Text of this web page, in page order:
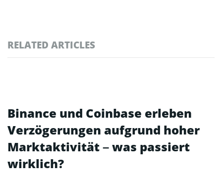
RELATED ARTICLES
Binance und Coinbase erleben
Verzögerungen aufgrund hoher
Marktaktivität – was passiert
wirklich?